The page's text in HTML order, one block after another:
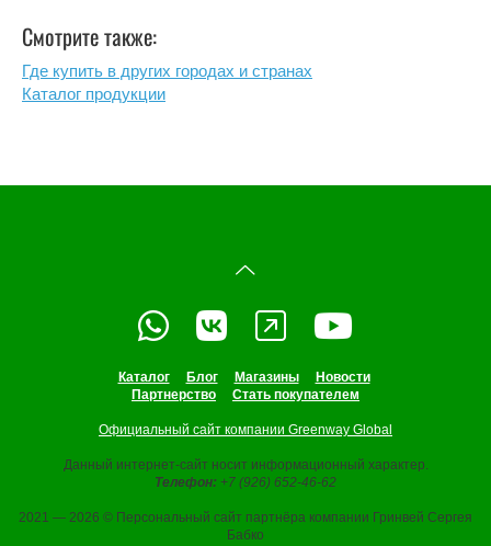
Смотрите также:
Где купить в других городах и странах
Каталог продукции
Каталог Блог Магазины
Новости
Партнерство
Стать покупателем
Официальный сайт компании Greenway Global
Данный интернет-сайт носит информационный характер.
Телефон: +7 (926) 652-46-62
2021 — 2026 © Персональный сайт партнёра компании Гринвей Сергея
Бабко